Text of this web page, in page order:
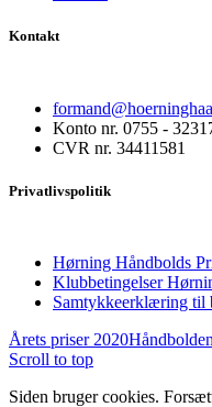
Kontakt
Konto nr. 0755 -
CVR nr. 34411581
Privatlivspolitik
Hørning Håndbolds
Klubbetingelser
Samtykkeerklæring til
Årets priser 2020
Scroll to top
Siden bruger cookies.